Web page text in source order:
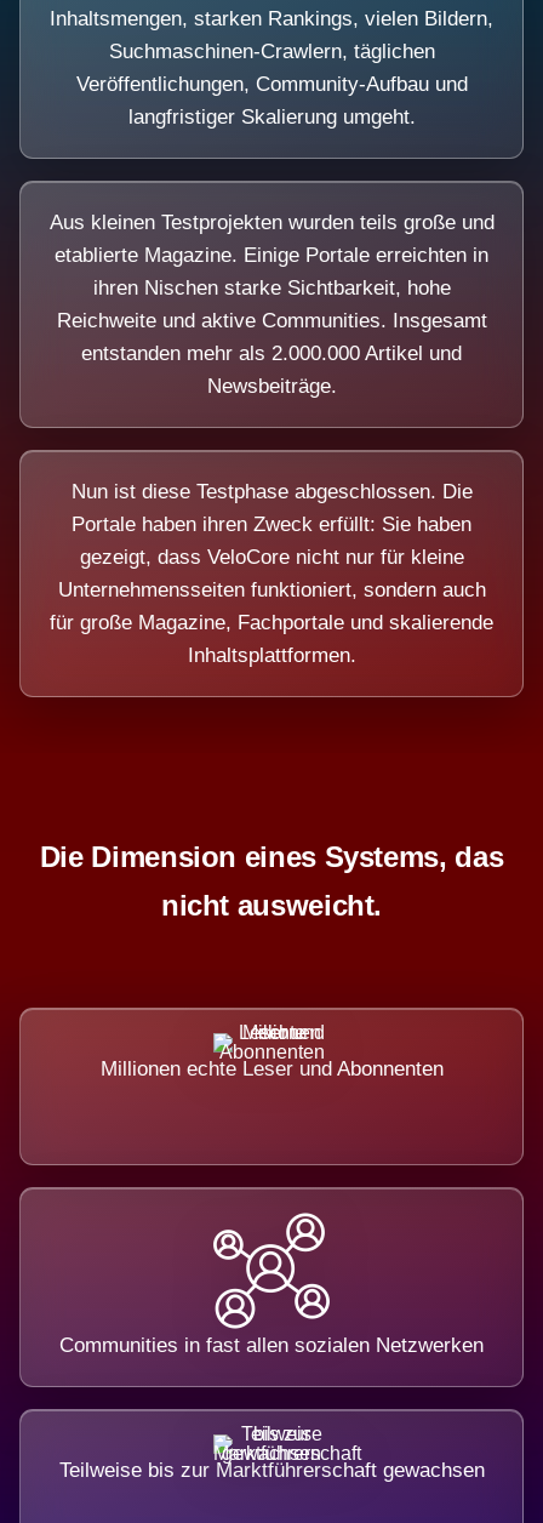
Inhaltsmengen, starken Rankings, vielen Bildern,
Suchmaschinen-Crawlern, täglichen
Veröffentlichungen, Community-Aufbau und
langfristiger Skalierung umgeht.
Aus kleinen Testprojekten wurden teils große und
etablierte Magazine. Einige Portale erreichten in
ihren Nischen starke Sichtbarkeit, hohe
Reichweite und aktive Communities. Insgesamt
entstanden mehr als 2.000.000 Artikel und
Newsbeiträge.
Nun ist diese Testphase abgeschlossen. Die
Portale haben ihren Zweck erfüllt: Sie haben
gezeigt, dass VeloCore nicht nur für kleine
Unternehmensseiten funktioniert, sondern auch
für große Magazine, Fachportale und skalierende
Inhaltsplattformen.
Die Dimension eines Systems, das
nicht ausweicht.
Millionen echte Leser und Abonnenten
Communities in fast allen sozialen Netzwerken
Teilweise bis zur Marktführerschaft gewachsen